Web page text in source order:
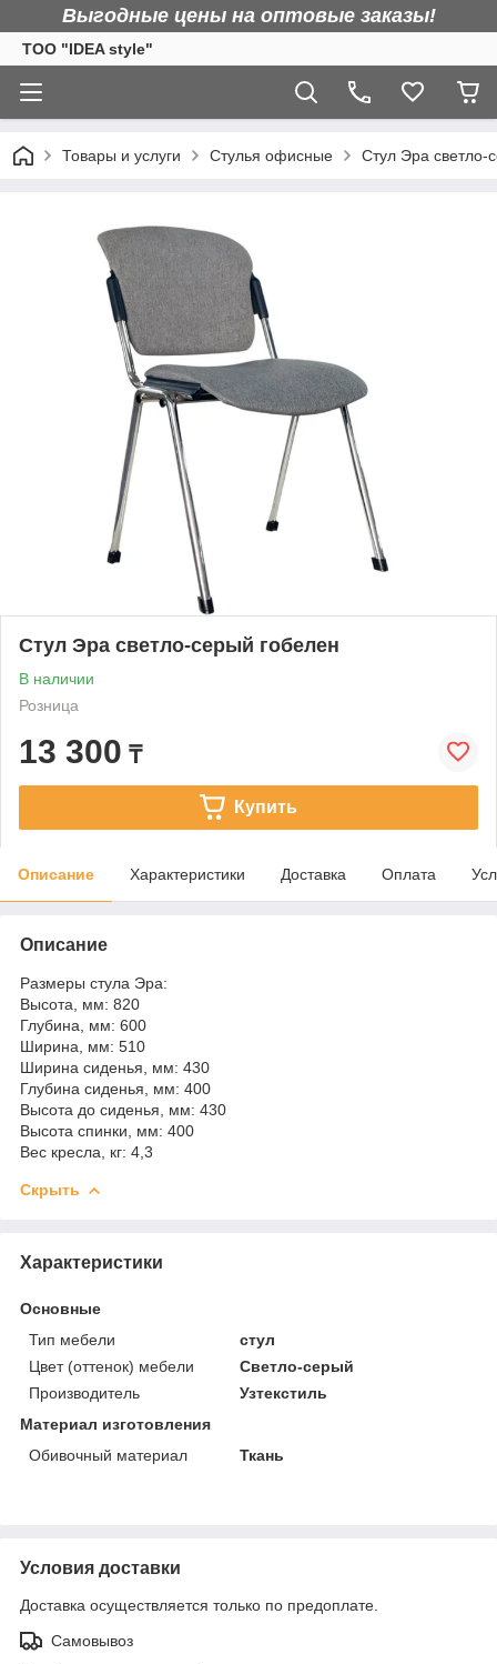
Выгодные цены на оптовые заказы!
TOO "IDEA style"
Товары и услуги Стулья офисные Стул Эра светло-
Стул Эра светло-серый гобелен
В наличии
Розница
13 300 ₸
Купить
Описание Характеристики Доставка Оплата
Описание
Размеры стула Эра:
Высота, мм: 820
Глубина, мм: 600
Ширина, мм: 510
Ширина сиденья, мм: 430
Глубина сиденья, мм: 400
Высота до сиденья, мм: 430
Высота спинки, мм: 400
Вес кресла, кг: 4,3
Скрыть
Характеристики
Основные
Тип мебели
стул
Цвет (оттенок) мебели
Светло-серый
Производитель
Узтекстиль
Материал изготовления
Обивочный материал
Ткань
Условия доставки
Доставка осуществляется только по предоплате.
Самовывоз